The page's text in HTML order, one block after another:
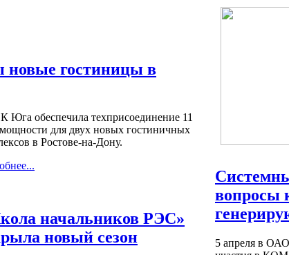
новые гостиницы в
Юга обеспечила техприсоединение 11
для двух новых гостиничных
в Ростове-на-Дону.
начальников РЭС»
новый сезон
вопросы
5 апреля в